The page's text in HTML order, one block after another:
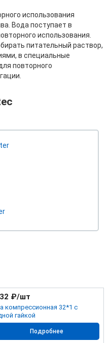
использования
Вода поступает в
использования.
питательный раствор,
в специальные
повторного
компрессионная 32*1 с
гайкой
₽/шт
Подробнее